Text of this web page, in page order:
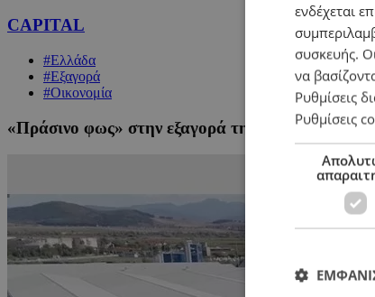
CAPITAL
#Ελλάδα
#Εξαγορά
#Οικονομία
«Πράσινο φως» στην εξαγορά της ΔΩΔΩΝΗΣ
ενδέχεται
συσκευής.
να
Ρυθμίσεις
Ρυθμίσεις